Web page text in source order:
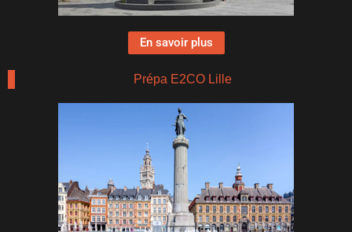
En savoir plus
Prépa E2CO Lille